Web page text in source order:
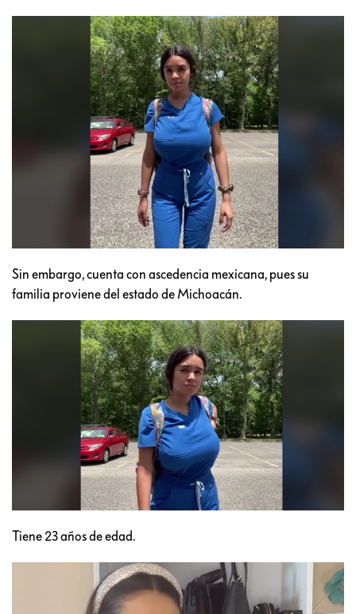
Sin embargo, cuenta con ascedencia mexicana, pues su
familia proviene del estado de Michoacán.
Tiene 23 años de edad.